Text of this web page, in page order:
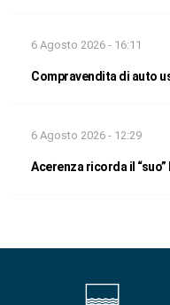
6 Agosto 2026 - 16:11
Compravendita di auto
6 Agosto 2026 - 12:29
Acerenza ricorda il